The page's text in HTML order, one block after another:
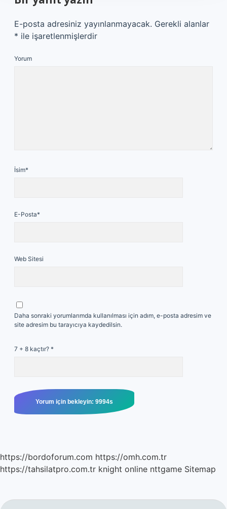
E-posta adresiniz yayınlanmayacak. Gerekli alanlar
* ile işaretlenmişlerdir
Yorum
İsim*
E-Posta*
Web Sitesi
Daha sonraki yorumlarımda kullanılması için adım, e-posta adresim ve
site adresim bu tarayıcıya kaydedilsin.
7 + 8 kaçtır? *
https://bordoforum.com https://omh.com.tr
https://tahsilatpro.com.tr knight online nttgame Sitemap